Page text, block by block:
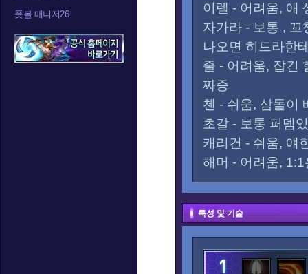
풋볼 매니저26
이렐 - 어려움, 애
자가라 - 보통 ,
나오면 히드라한
줄 - 어려움, 잡긴
짜증
첸 - 쉬움, 삼돌이
초갈 - 보통 퍼뎀
캐리건 - 쉬움, 얘
해머 - 어려움,
특성 및 기술